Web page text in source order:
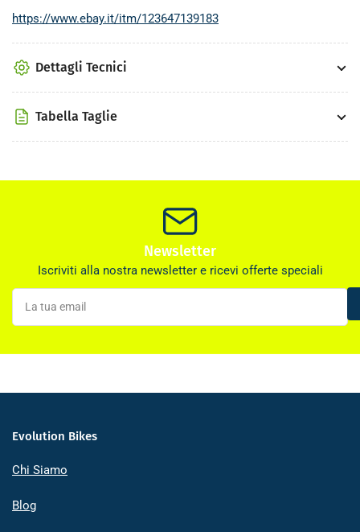
https://www.ebay.it/itm/123647139183
Dettagli Tecnici
Tabella Taglie
Newsletter
Iscriviti alla nostra newsletter e ricevi offerte speciali
La
tua
email
Evolution Bikes
Chi Siamo
Blog